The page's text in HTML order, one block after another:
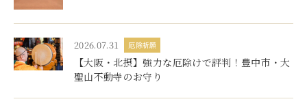
2026.07.31 厄除祈願
【大阪・北摂】強力な厄除けで評判！豊中市・大
聖山不動寺のお守り